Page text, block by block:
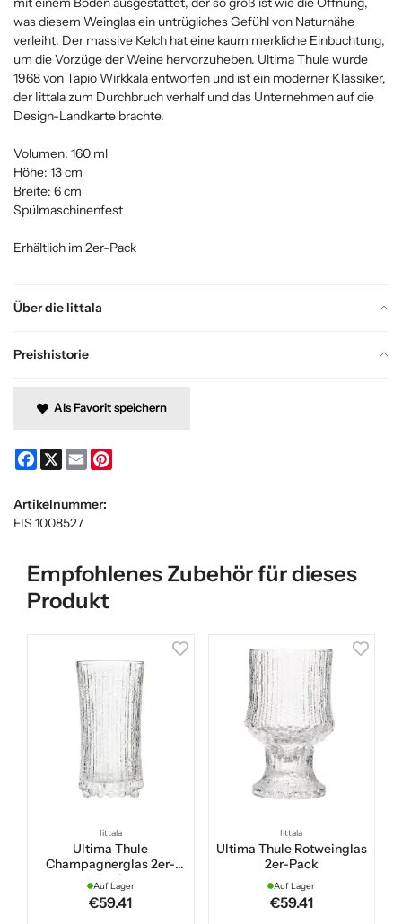
Über die Iittala
Preishistorie
was diesem Weinglas ein untrügliches Gefühl von Naturnähe
verleiht. Der massive Kelch hat eine kaum merkliche Einbuchtung,
um die Vorzüge der Weine hervorzuheben. Ultima Thule wurde
1968 von Tapio Wirkkala entworfen und ist ein moderner Klassiker,
der Iittala zum Durchbruch verhalf und das Unternehmen auf die
Design-Landkarte brachte.
Volumen: 160 ml
Höhe: 13 cm
Breite: 6 cm
Spülmaschinenfest
Erhältlich im 2er-Pack
Als Favorit speichern
Facebook
X Email
Artikelnummer:
FIS 1008527
Empfohlenes Zubehör für dieses
Produkt
Iittala
Ultima Thule
Champagnerglas 2er-
Pack
Auf Lager
€59.41
Iittala
Ultima Thule Rotweinglas
2er-Pack
Auf Lager
€59.41